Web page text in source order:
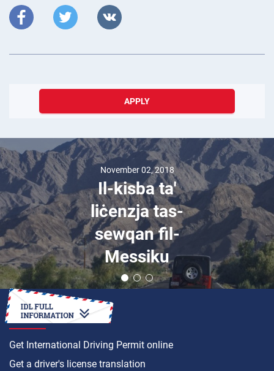
APPLY
November 02, 2018
Il-kisba ta'
liċenzja tas-
sewqan fil-
Messiku
HOW TO
Get International Driving Permit online
Get a driver's license translation